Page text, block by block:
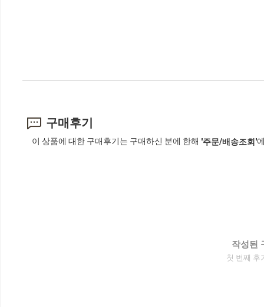
구매후기
이 상품에 대한 구매후기는 구매하신 분에 한해 '주문/배송조회'
작성된
첫 번째 후